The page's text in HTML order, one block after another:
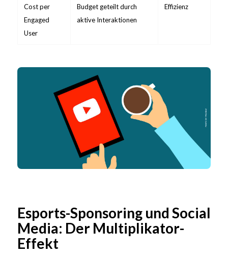
Cost per
Engaged
User
Budget geteilt durch
aktive Interaktionen
Effizienz
Esports-Sponsoring und Social
Media: Der Multiplikator-
Effekt